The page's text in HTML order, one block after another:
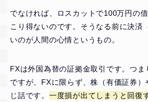
でなければ、ロスカットで100万円の
こり得ないのです。そうなる前に決済
いのが人間の心情というもの。
FXは外国為替の証拠金取引です。つま
ですが、FXに限らず、株（有価証券）
じ話です。 一度損が出てしまうと回復